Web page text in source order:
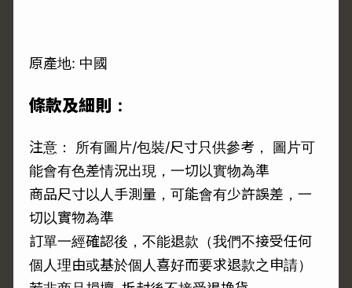
原產地: 中國
條款及細則：
注意： 所有圖片/包裝/尺寸只供參考， 圖片可
能會有色差情況出現，一切以實物為準
商品尺寸以人手測量，可能會有少許誤差，一
切以實物為準
訂單一經確認後，不能退款（我們不接受任何
個人理由或基於個人喜好而要求退款之申請）